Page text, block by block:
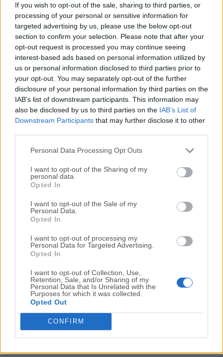
If you wish to opt-out of the sale, sharing to third parties, or
processing of your personal or sensitive information for
targeted advertising by us, please use the below opt-out
section to confirm your selection. Please note that after your
opt-out request is processed you may continue seeing
interest-based ads based on personal information utilized by
us or personal information disclosed to third parties prior to
your opt-out. You may separately opt-out of the further
disclosure of your personal information by third parties on the
IAB’s list of downstream participants. This information may
also be disclosed by us to third parties on the IAB’s List of
Downstream Participants that may further disclose it to other
Personal Data Processing Opt Outs
I want to opt-out of the Sharing of my
personal data.
Opted In
I want to opt-out of the Sale of my
Personal Data.
Opted In
I want to opt-out of processing my
Personal Data for Targeted Advertising.
Opted In
I want to opt-out of Collection, Use,
Retention, Sale, and/or Sharing of my
Personal Data that Is Unrelated with the
Purposes for which it was collected.
Opted Out
CONFIRM
VirtualDub 64-bit es una aplicación de captura y
procesamiento de vídeo licenciada bajo la Licencia Pública
General (GPL) de GNU. Está diseñada para ser una utilidad
general que puede recortar y limpiar vídeo antes de
exportarlo a cinta o procesarlo con otro programa.⚠️ Nota:
Este producto ya no se desarrolla y podría no funcionar
correctamente.No posee la capacidad de edición de un
editor de propósito general como Adobe Premiere, pero está
optimizado para operaciones lineales rápidas sobre vídeo.
VirtualDub es un software de edición de vídeo gratuito y de
aplicar filtros, ha evolucionado hasta converti...
Lee mas »
Alternativas y Software Similar